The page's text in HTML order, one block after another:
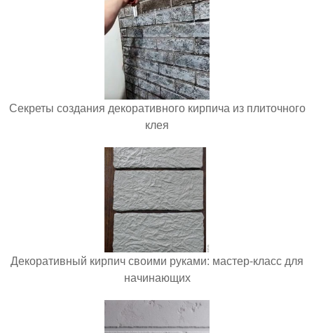
Секреты создания декоративного кирпича из плиточного
клея
Декоративный кирпич своими руками: мастер-класс для
начинающих